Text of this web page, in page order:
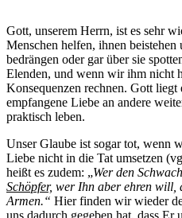
Gott, unserem Herrn, ist es sehr
Menschen helfen, ihnen beistehen
bedrängen oder gar über sie
Elenden, und wenn wir ihm nicht
Konsequenzen rechnen. Gott liegt
empfangene Liebe an andere
praktisch leben.
Unser Glaube ist sogar tot, wenn
Liebe nicht in die Tat umsetzen
heißt es zudem: „Wer den
Schöpfer, wer Ihn aber ehren will,
Armen.“ Hier finden wir wieder